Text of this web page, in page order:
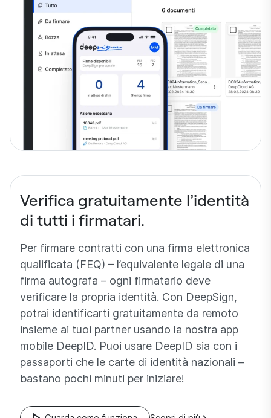
Verifica gratuitamente l’identità
di tutti i firmatari.
Per firmare contratti con una firma elettronica
qualificata (FEQ) – l’equivalente legale di una
firma autografa – ogni firmatario deve
verificare la propria identità. Con DeepSign,
potrai identificarti gratuitamente da remoto
insieme ai tuoi partner usando la nostra app
mobile DeepID. Puoi usare DeepID sia con i
passaporti che le carte di identità nazionali –
bastano pochi minuti per iniziare!